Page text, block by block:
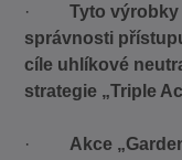
·Tyto
správnosti
cíle uhlíkové
strategie „Triple
· Akce